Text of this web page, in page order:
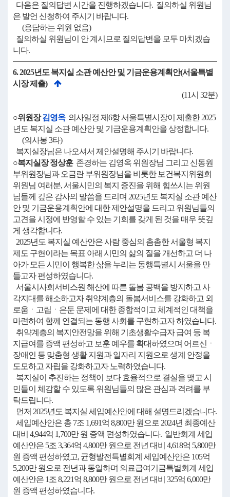
다음은 질의답변 시간을 진행하겠습니다. 질의하실 위원님
은 발언 신청하여 주시기 바랍니다.
(응답하는 위원 없음)
질의하실 위원님이 안 계시므로 질의답변을 모두 마치겠습
니다.
6. 2025년도 복지실 소관 예산안 및 기금운용계획안(서울특별
시장 제출)
(11시 32분)
○위원장김영옥의사일정 제6항 서울특별시장이 제출한 2025
년도 복지실 소관 예산안 및 기금운용계획안을 상정합니다.
(의사봉 3타)
복지실장님은 나오셔서 제안설명해 주시기 바랍니다.
○복지실장 정상훈존경하는 김영옥 위원장님 그리고 신동원
부위원장님과 오금란 부위원장님을 비롯한 보건복지위원회
위원님 여러분, 서울시민의 복지 증진을 위해 힘쓰시는 위원
님들께 깊은 감사의 말씀을 드리며 2025년도 복지실 소관 예산
안 및 기금운용계획안에 대한 제안설명을 드리고 위원님들의
고견을 시정에 반영할 수 있는 기회를 갖게 된 것을 매우 뜻깊
게 생각합니다.
2025년도 복지실 예산안은 사람 중심의 촘촘한 서울형 복지
제도 구현이라는 목표 아래 시민의 삶의 질을 개선하고 더 나
아가 모든 시민이 행복한 삶을 누리는 동행특별시 서울을 만
들고자 편성하였습니다.
서울시사회서비스원 해산에 따른 돌봄 공백을 방지하고 사
각지대를 해소하고자 취약계층의 돌봄서비스를 강화하고 외
로움ㆍ고립ㆍ은둔 문제에 대한 종합적이고 체계적인 대책을
마련하여 함께 연결되는 동행 사회를 구현하고자 하였습니다.
취약계층의 복지안전망을 위해 기초생활수급자 급여 등 복
지급여를 증액 편성하고 보훈 예우를 확대하였으며 어르신ㆍ
장애인 등 맞춤형 생활 지원과 일자리 지원으로 생계 안정을
도모하고 자립을 강화하고자 노력하였습니다.
복지실이 추진하는 정책이 보다 효율적으로 결실을 맺고 시
민들이 체감할 수 있도록 위원님들의 많은 관심과 격려를 부
탁드립니다.
먼저 2025년도 복지실 세입예산안에 대해 설명드리겠습니다.
세입예산안은 총 7조 1,691억 8,800만 원으로 2024년 최종예산
대비 4,944억 1,700만 원 증액 편성하였습니다. 일반회계 세입
예산안은 5조 3,364억 4,800만 원으로 전년 대비 4,618억 5,800만
원 증액 편성하였고, 균형발전특별회계 세입예산안은 105억
5,200만 원으로 전년과 동일하며 의료급여기금특별회계 세입
예산안은 1조 8,221억 8,800만 원으로 전년 대비 325억 6,000만
원 증액 편성하였습니다.